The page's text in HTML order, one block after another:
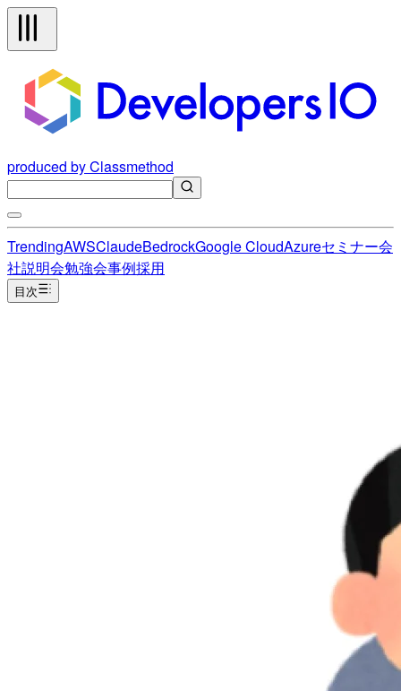
produced by Classmethod
TrendingAWSClaudeBedrockGoogle CloudAzureセミナー会
社説明会勉強会事例採用
目次